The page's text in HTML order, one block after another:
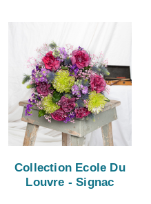
Collection Ecole Du
Louvre - Signac